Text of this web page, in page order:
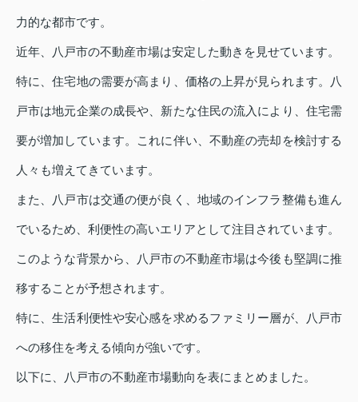
力的な都市です。
近年、八戸市の不動産市場は安定した動きを見せています。
特に、住宅地の需要が高まり、価格の上昇が見られます。八
戸市は地元企業の成長や、新たな住民の流入により、住宅需
要が増加しています。これに伴い、不動産の売却を検討する
人々も増えてきています。
また、八戸市は交通の便が良く、地域のインフラ整備も進ん
でいるため、利便性の高いエリアとして注目されています。
このような背景から、八戸市の不動産市場は今後も堅調に推
移することが予想されます。
特に、生活利便性や安心感を求めるファミリー層が、八戸市
への移住を考える傾向が強いです。
以下に、八戸市の不動産市場動向を表にまとめました。